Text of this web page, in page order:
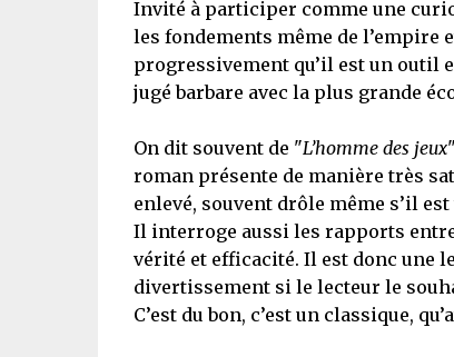
Invité à participer comme une
les fondements même de l’empire
progressivement qu’il est un outil
jugé barbare avec la plus grande
On dit souvent de "L’homme des jeux
roman présente de manière très
enlevé, souvent drôle même s’il
Il interroge aussi les rapports
vérité et efficacité. Il est donc une
divertissement si le lecteur le
C’est du bon, c’est un classique,